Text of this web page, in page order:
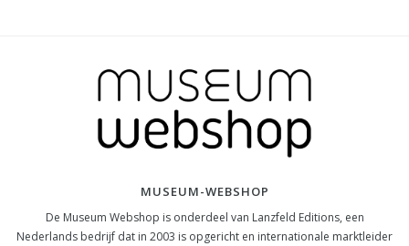
MUSEUM-WEBSHOP
De Museum Webshop is onderdeel van Lanzfeld Editions, een
Nederlands bedrijf dat in 2003 is opgericht en internationale marktleider